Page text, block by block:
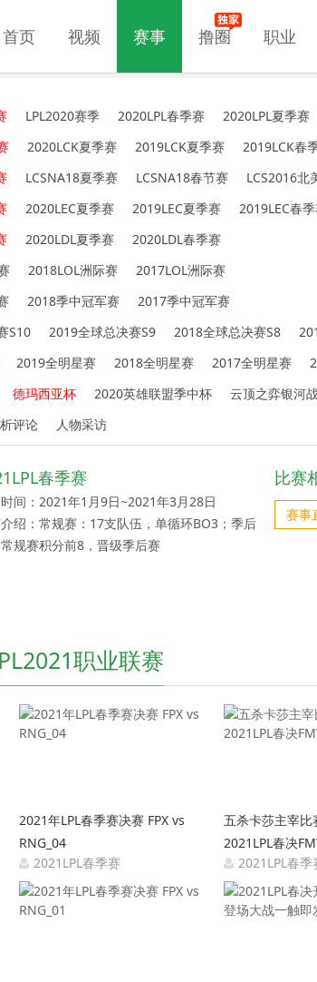
首页 视频 赛事 撸圈 职业
LPL2020赛季 2020LPL春季赛 2020LPL夏季赛
2020LCK夏季赛 2019LCK夏季赛
2019LCK春
LCSNA18夏季赛 LCSNA18春节赛
LCS2016北
2020LEC夏季赛 2019LEC夏季赛
2019LEC春
2020LDL夏季赛
2020LDL春季赛
2018LOL洲际赛
2017LOL洲际赛
2018季中冠军赛
2017季中冠军赛
S10 2019全球总决赛S9 2018全球总决赛S8
2019全明星赛 2018全明星赛 2017全明星赛
德玛西亚杯 2020英雄联盟季中杯 云顶之弈银河
评论 人物采访
春季赛
间：2021年1月9日~2021年3月28日
绍：常规赛：17支队伍，单循环BO3；季后
规赛积分前8，晋级季后赛
比赛
赛事
职业联赛
2021年LPL春季赛决赛 FPX vs
RNG_04
2021LPL春季赛
2021-04-18 15:32:34
五杀卡莎主宰比
2021LPL春决
2021LPL春季